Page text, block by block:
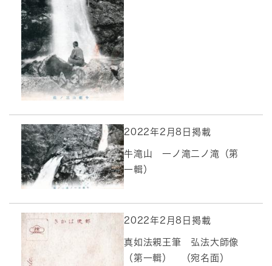
2022年2月8日掲載
牛滝山 一ノ滝二ノ滝（第
一輯）
2022年2月8日掲載
真如法親王筆 弘法大師像
（第一輯） （宛名面）